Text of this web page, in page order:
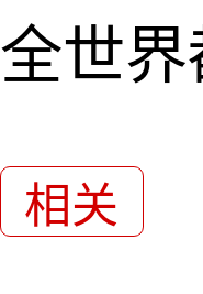
全世界
相关